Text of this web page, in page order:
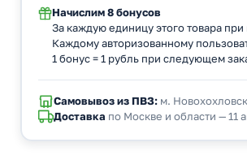
Начислим 8 бонусов
За каждую единицу этого товара при
Каждому авторизованному
1 бонус = 1 рубль при следующем
Самовывоз из ПВЗ:м.
Доставка по Москве и области — 11